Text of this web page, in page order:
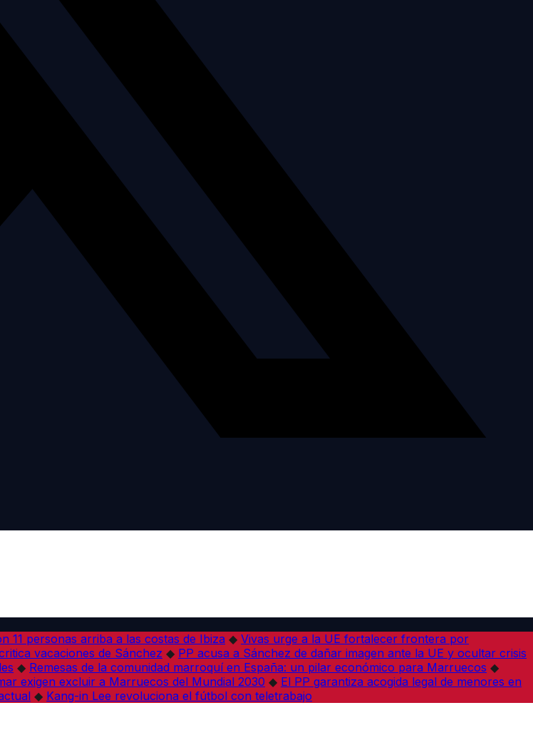
11 personas arriba a las costas de Ibiza ◆ Vivas urge a la UE fortalecer frontera por
vacaciones de Sánchez ◆ PP acusa a Sánchez de dañar imagen ante la UE y ocultar crisis
◆ Remesas de la comunidad marroquí en España: un pilar económico para Marruecos ◆
exigen excluir a Marruecos del Mundial 2030 ◆ El PP garantiza acogida legal de menores en
◆ Kang-in Lee revoluciona el fútbol con teletrabajo